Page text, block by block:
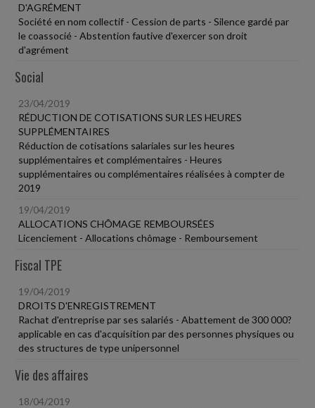
D'AGRÉMENT
Société en nom collectif - Cession de parts - Silence gardé par
le coassocié - Abstention fautive d'exercer son droit
d'agrément
Social
23/04/2019
RÉDUCTION DE COTISATIONS SUR LES HEURES
SUPPLÉMENTAIRES
Réduction de cotisations salariales sur les heures
supplémentaires et complémentaires - Heures
supplémentaires ou complémentaires réalisées à compter de
2019
19/04/2019
ALLOCATIONS CHÔMAGE REMBOURSÉES
Licenciement - Allocations chômage - Remboursement
Fiscal TPE
19/04/2019
DROITS D'ENREGISTREMENT
Rachat d'entreprise par ses salariés - Abattement de 300 000?
applicable en cas d'acquisition par des personnes physiques ou
des structures de type unipersonnel
Vie des affaires
18/04/2019